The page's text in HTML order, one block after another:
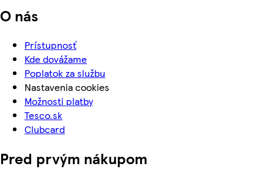
O nás
Prístupnosť
Kde dovážame
Poplatok za službu
Nastavenia cookies
Možnosti platby
Tesco.sk
Clubcard
Pred prvým nákupom